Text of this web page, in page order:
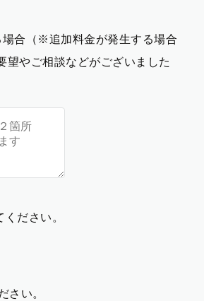
合（※追加料金が発生する場合
望やご相談などがございました
ださい。
さい。